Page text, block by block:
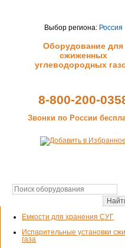
Выбор региона: Россия
Оборудование для
сжиженных
углеводородных
8-800-200-
Звонки по России
Емкости для хранения СУГ
Испарительные установки
газа